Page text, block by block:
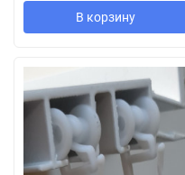
В корзину